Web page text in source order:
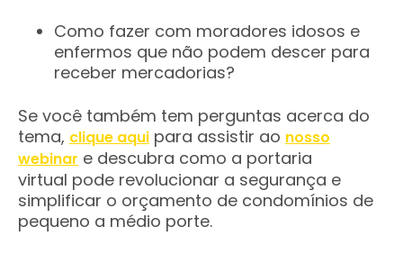
Como fazer com moradores idosos e
enfermos que não podem descer para
receber mercadorias?
Se você também tem perguntas acerca do
tema, clique aqui para assistir ao nosso
webinar e descubra como a portaria
virtual pode revolucionar a segurança e
simplificar o orçamento de condomínios de
pequeno a médio porte.